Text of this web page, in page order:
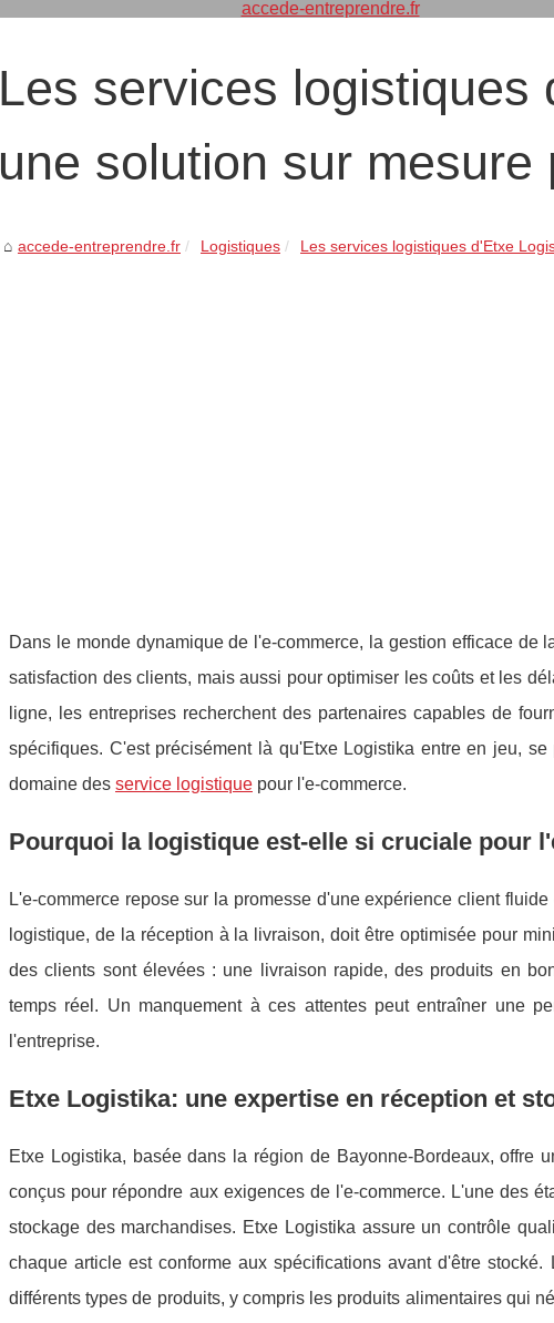
Les services logistiques
une solution sur mesure
accede-entreprendre.fr Logistiques Les services logistiques d'Etxe
Dans le monde dynamique de l'e-commerce, la gestion efficace de
satisfaction des clients, mais aussi pour optimiser les coûts et les
ligne, les entreprises recherchent des partenaires capables de
spécifiques. C'est précisément là qu'Etxe Logistika entre en jeu,
domaine des service logistique pour l'e-commerce.
Pourquoi la logistique est-elle si cruciale pour
L'e-commerce repose sur la promesse d'une expérience client
logistique, de la réception à la livraison, doit être optimisée pour
des clients sont élevées : une livraison rapide, des produits en
temps réel. Un manquement à ces attentes peut entraîner une
l'entreprise.
Etxe Logistika: une expertise en réception et
Etxe Logistika, basée dans la région de Bayonne-Bordeaux, offre
conçus pour répondre aux exigences de l'e-commerce. L'une des
stockage des marchandises. Etxe Logistika assure un contrôle
chaque article est conforme aux spécifications avant d'être
différents types de produits, y compris les produits alimentaires qui
accede-entreprendre.fr